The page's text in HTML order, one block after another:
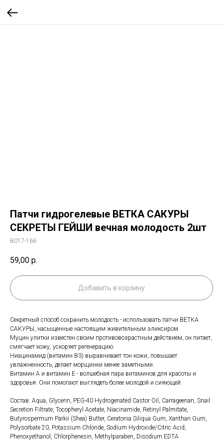
Патчи гидрогелевые ВЕТКА САКУРЫ
СЕКРЕТЫ ГЕЙШИ вечная молодость 2шт
B017-166
59,00 р.
Добавить в корзину
Секретный способ сохранить молодость - использовать патчи ВЕТКА
САКУРЫ, насыщенные настоящим живительным эликсиром.
Муцин улитки известен своим противовозрастным действием, он питает,
смягчает кожу, ускоряет регенерацию.
Ниацинамид (витамин В3) выравнивает тон кожи, повышает
увлажненность, делает морщинки менее заметными.
Витамин А и витамин Е - волшебная пара витаминов для красоты и
здоровья. Они помогают выглядеть более молодой и сияющей.
Состав: Aqua, Glycerin, PEG-40 Hydrogenated Castor Oil, Carrageenan, Snail
Secretion Filtrate, Tocopheryl Acetate, Niacinamide, Retinyl Palmitate,
Butyrospermum Parkii (Shea) Butter, Ceratonia Siliqua Gum, Xanthan Gum,
Polysorbate 20, Potassium Chloride, Sodium Hydroxide/Citric Acid,
Phenoxyethanol, Chlorphenesin, Methylparaben, Disodium EDTA